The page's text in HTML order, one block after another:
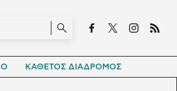
ΚΑΘΕΤΟΣ ΔΙΑΔΡΟΜΟΣ